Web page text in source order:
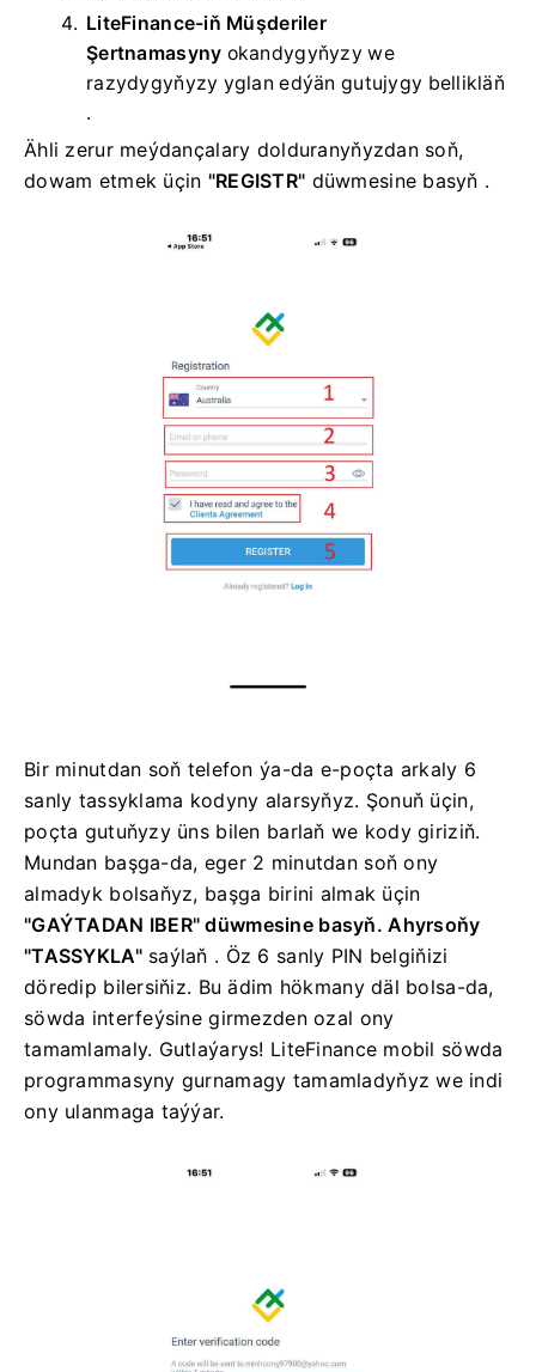
LiteFinance-iň Müşderiler
Şertnamasyny okandygyňyzy we
razydygyňyzy yglan edýän gutujygy bellikläň
.
Ähli zerur meýdançalary dolduranyňyzdan soň,
dowam etmek üçin "REGISTR" düwmesine basyň .
Bir minutdan soň telefon ýa-da e-poçta arkaly 6
sanly tassyklama kodyny alarsyňyz. Şonuň üçin,
poçta gutuňyzy üns bilen barlaň we kody giriziň.
Mundan başga-da, eger 2 minutdan soň ony
almadyk bolsaňyz, başga birini almak üçin
"GAÝTADAN IBER" düwmesine basyň. Ahyrsoňy
"TASSYKLA"saýlaň . Öz 6 sanly PIN belgiňizi
döredip bilersiňiz. Bu ädim hökmany däl bolsa-da,
söwda interfeýsine girmezden ozal ony
tamamlamaly. Gutlaýarys! LiteFinance mobil söwda
programmasyny gurnamagy tamamladyňyz we indi
ony ulanmaga taýýar.